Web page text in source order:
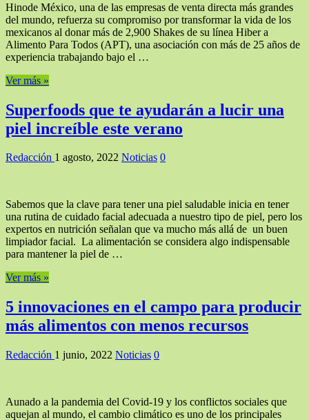
Hinode México, una de las empresas de venta directa más grandes
del mundo, refuerza su compromiso por transformar la vida de los
mexicanos al donar más de 2,900 Shakes de su línea Hiber a
Alimento Para Todos (APT), una asociación con más de 25 años de
experiencia trabajando bajo el …
Ver más »
Superfoods que te ayudarán a lucir una
piel increíble este verano
Redacción 1 agosto, 2022 Noticias 0
Sabemos que la clave para tener una piel saludable inicia en tener
una rutina de cuidado facial adecuada a nuestro tipo de piel, pero los
expertos en nutrición señalan que va mucho más allá de un buen
limpiador facial. La alimentación se considera algo indispensable
para mantener la piel de …
Ver más »
5 innovaciones en el campo para producir
más alimentos con menos recursos
Redacción 1 junio, 2022 Noticias 0
Aunado a la pandemia del Covid-19 y los conflictos sociales que
aquejan al mundo, el cambio climático es uno de los principales